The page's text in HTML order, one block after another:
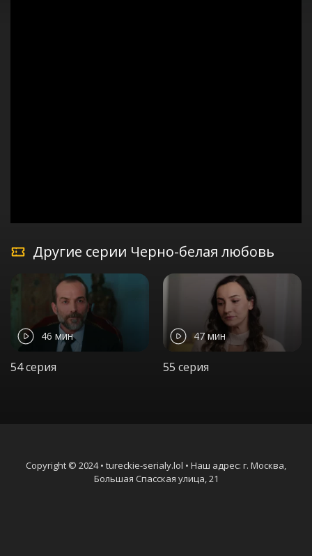
Другие серии Черно-белая любовь
46 мин
54 серия
47 мин
55 серия
Copyright © 2024 • tureckie-serialy.lol • Наш адрес: г. Москва,
Большая Спасская улица, 21